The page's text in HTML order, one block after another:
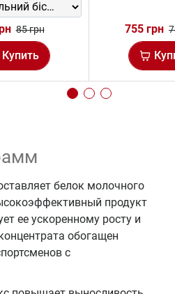
85 грн
Купить
755 грн
белок молочного
продукт
ее ускоренному росту и
обогащен
с